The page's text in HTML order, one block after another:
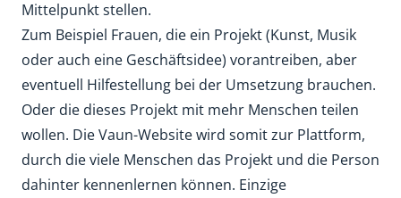
Mittelpunkt stellen.
Zum Beispiel Frauen, die ein Projekt (Kunst, Musik
oder auch eine Geschäftsidee) vorantreiben, aber
eventuell Hilfestellung bei der Umsetzung brauchen.
Oder die dieses Projekt mit mehr Menschen teilen
wollen. Die Vaun-Website wird somit zur Plattform,
durch die viele Menschen das Projekt und die Person
dahinter kennenlernen können. Einzige